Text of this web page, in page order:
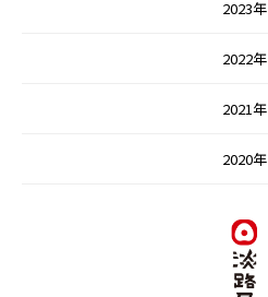
2023年
2022年
2021年
2020年